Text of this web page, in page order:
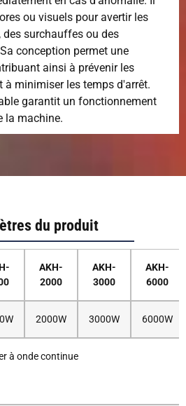
ou visuels pour avertir les
des surchauffes ou des
conception permet une
ainsi à prévenir les
à minimiser les temps d'arrêt.
garantit un fonctionnement
la machine.
du produit
AKH-
2000
AKH-
3000
AKH-
6000
2000W 3000W 6000W
à onde continue